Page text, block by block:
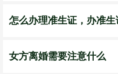
怎么办理准生证，办准
女方离婚需要注意什么